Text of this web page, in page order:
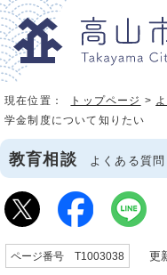
現在位置： トップページ >
学金制度について知りたい
教育相談 よくある質問
ページ番号 T1003038 更